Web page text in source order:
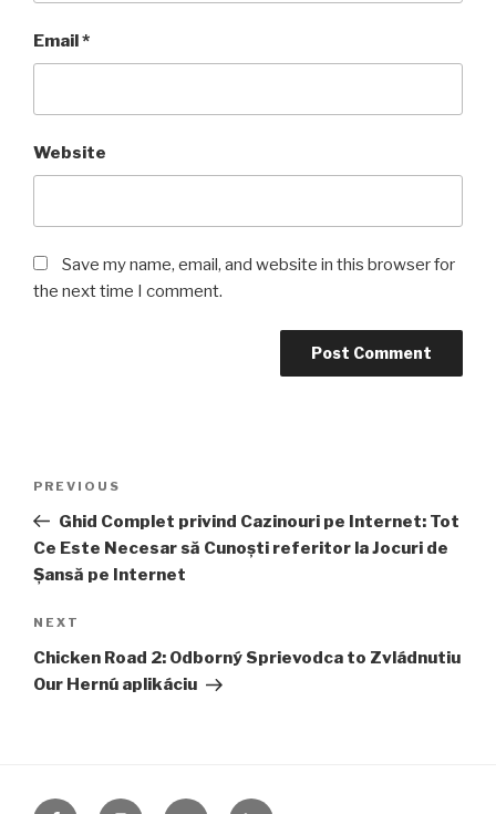
Email*
Website
Save my name, email, and website in this browser for
the next time I comment.
Previous
Post
PREVIOUS
Ghid Complet privind Cazinouri pe Internet: Tot
Ce Este Necesar să Cunoști referitor la Jocuri de
Șansă pe Internet
Next
Post
NEXT
Chicken Road 2: Odborný Sprievodca to Zvládnutiu
Our Hernú aplikáciu